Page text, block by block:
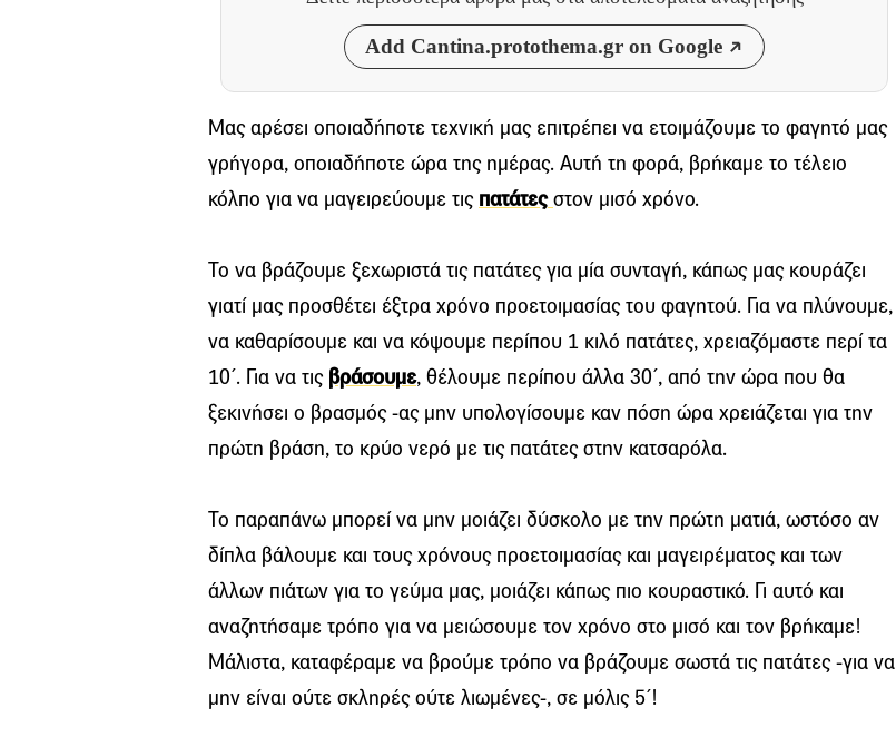
Add Cantina.protothema.gr on Google
Μας αρέσει οποιαδήποτε τεχνική μας επιτρέπει να ετοιμάζουμε το φαγητό μας
γρήγορα, οποιαδήποτε ώρα της ημέρας. Αυτή τη φορά, βρήκαμε το τέλειο
κόλπο για να μαγειρεύουμε τις πατάτες στον μισό χρόνο.
Το να βράζουμε ξεχωριστά τις πατάτες για μία συνταγή, κάπως μας κουράζει
γιατί μας προσθέτει έξτρα χρόνο προετοιμασίας του φαγητού. Για να πλύνουμε,
να καθαρίσουμε και να κόψουμε περίπου 1 κιλό πατάτες, χρειαζόμαστε περί τα
10΄. Για να τις βράσουμε, θέλουμε περίπου άλλα 30΄, από την ώρα που θα
ξεκινήσει ο βρασμός -ας μην υπολογίσουμε καν πόση ώρα χρειάζεται για την
πρώτη βράση, το κρύο νερό με τις πατάτες στην κατσαρόλα.
Το παραπάνω μπορεί να μην μοιάζει δύσκολο με την πρώτη ματιά, ωστόσο αν
δίπλα βάλουμε και τους χρόνους προετοιμασίας και μαγειρέματος και των
άλλων πιάτων για το γεύμα μας, μοιάζει κάπως πιο κουραστικό. Γι αυτό και
αναζητήσαμε τρόπο για να μειώσουμε τον χρόνο στο μισό και τον βρήκαμε!
Μάλιστα, καταφέραμε να βρούμε τρόπο να βράζουμε σωστά τις πατάτες -για να
μην είναι ούτε σκληρές ούτε λιωμένες-, σε μόλις 5΄!